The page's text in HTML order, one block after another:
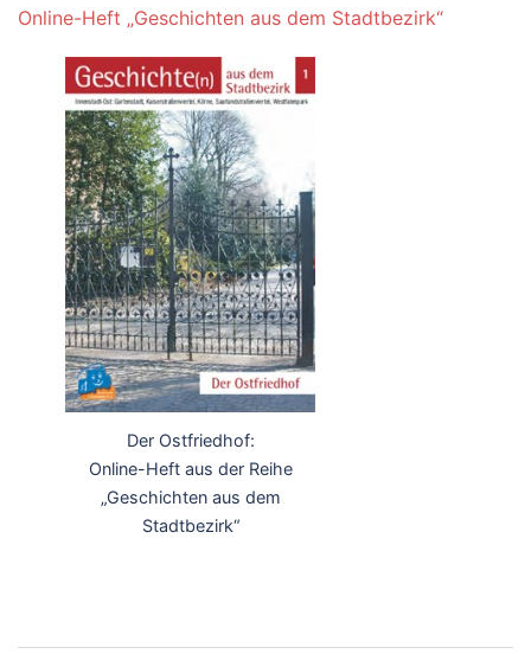
Online-Heft „Geschichten aus dem Stadtbezirk“
Der Ostfriedhof:
Online-Heft aus der Reihe
„Geschichten aus dem
Stadtbezirk“